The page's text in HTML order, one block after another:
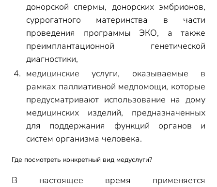
донорской спермы, донорских эмбрионов,
суррогатного материнства в части
проведения программы ЭКО, а также
преимплантационной генетической
диагностики,
медицинские услуги, оказываемые в
рамках паллиативной медпомощи, которые
предусматривают использование на дому
медицинских изделий, предназначенных
для поддержания функций органов и
систем организма человека.
Где посмотреть конкретный вид медуслуги?
В настоящее время применяется